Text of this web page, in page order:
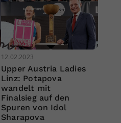
12.02.2023
Upper Austria Ladies
Linz: Potapova
wandelt mit
Finalsieg auf den
Spuren von Idol
Sharapova